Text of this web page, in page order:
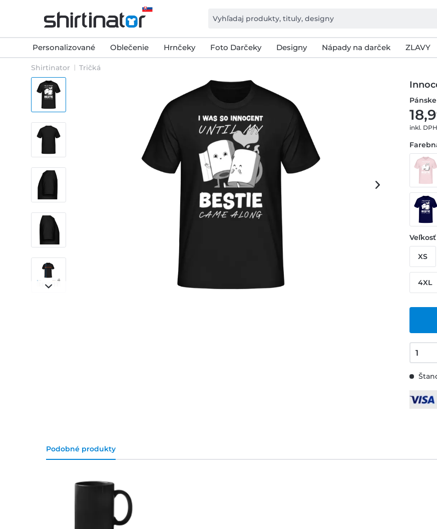
Personalizované Oblečenie Hrnčeky Foto Darčeky Designy Nápady na darček ZLAVY
Shirtinator Tričká
inkl.
Veľkosť
XS
4XL
Podobné produkty